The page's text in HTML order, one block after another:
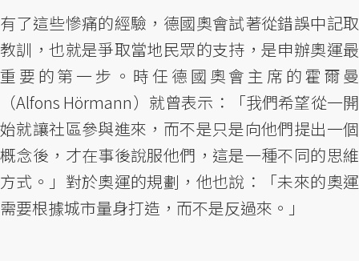
有了這些慘痛的經驗，德國奧會試著從錯誤中記取
教訓，也就是爭取當地民眾的支持，是申辦奧運最
重要的第一步。時任德國奧會主席的霍爾曼
（Alfons Hörmann）就曾表示：「我們希望從一開
始就讓社區參與進來，而不是只是向他們提出一個
概念後，才在事後說服他們，這是一種不同的思維
方式。」對於奧運的規劃，他也說：「未來的奧運
需要根據城市量身打造，而不是反過來。」